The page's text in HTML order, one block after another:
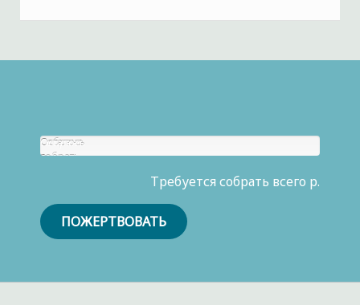
Собрано
р.
Осталось
собрать
Требуется собрать всего р.
ПОЖЕРТВОВАТЬ